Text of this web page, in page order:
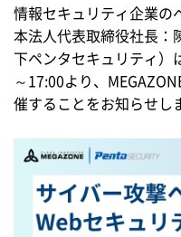
情報セキュリティ企業の
本法人代表取締役社長：
下ペンタセキュリティ）
～17:00より、
催することをお知らせし